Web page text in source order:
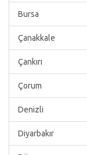
Bursa
Çanakkale
Çankırı
Çorum
Denizli
Diyarbakır